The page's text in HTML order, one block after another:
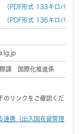
（PDF形式 133キロバイト
（PDF形式 136キロバイト
課 国際化推進係
のリンクをご確認くだ
連携（出入国在留管理